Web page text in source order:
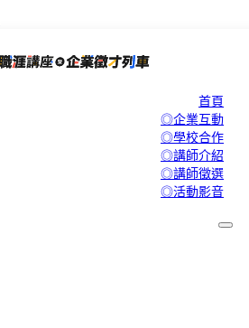
首頁
◎企業互動
◎學校合作
◎講師介紹
◎講師徵選
◎活動影音